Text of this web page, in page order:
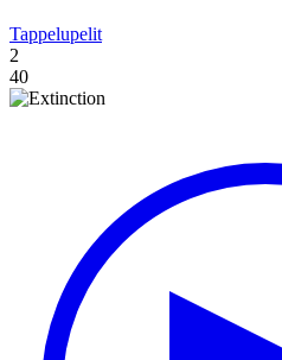
Tappelupelit
2
40